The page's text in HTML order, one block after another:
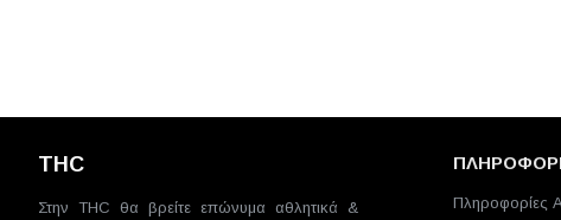
THC
Στην THC θα βρείτε επώνυμα αθλητικά &
Πληροφορίες